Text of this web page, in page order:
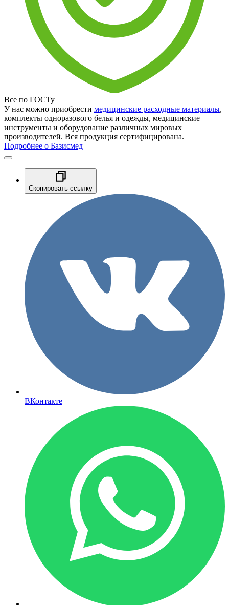
Все по ГОСТу
У нас можно приобрести медицинские расходные материалы,
комплекты одноразового белья и одежды, медицинские
инструменты и оборудование различных мировых
производителей. Вся продукция сертифицирована.
Подробнее о Базисмед
Скопировать ссылку
ВКонтакте